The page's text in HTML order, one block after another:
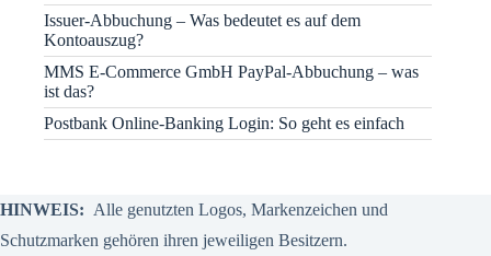
Issuer-Abbuchung – Was bedeutet es auf dem
Kontoauszug?
MMS E-Commerce GmbH PayPal-Abbuchung – was
ist das?
Postbank Online-Banking Login: So geht es einfach
HINWEIS: Alle genutzten Logos, Markenzeichen und
Schutzmarken gehören ihren jeweiligen Besitzern.